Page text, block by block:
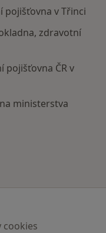
pojišťovna v Třinci
zdravotní
pojišťovna ČR v
ministerstva
cookies